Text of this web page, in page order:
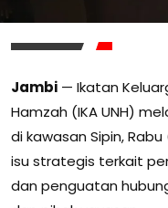
Jambi — Ikatan
Hamzah (IKA UNH)
di kawasan Sipin,
isu strategis terkait
dan penguatan